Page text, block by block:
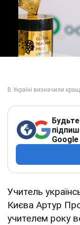
Google
Учитель
Києва Артур
учителем року